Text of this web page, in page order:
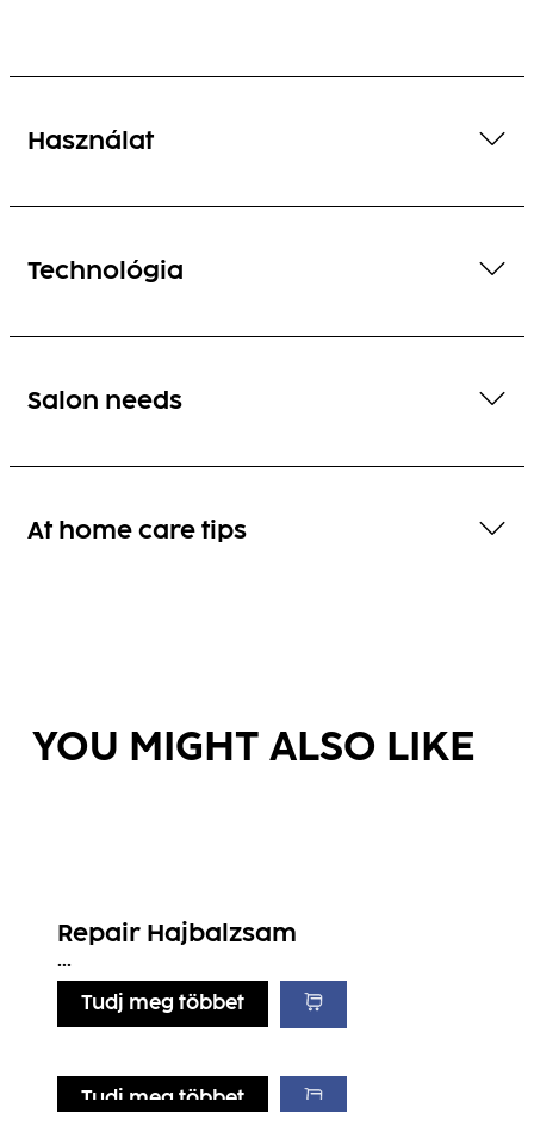
Használat
Technológia
Salon needs
At home care tips
YOU MIGHT ALSO LIKE
Repair Hajbalzsam
...
Tudj meg többet
Tudj meg többet